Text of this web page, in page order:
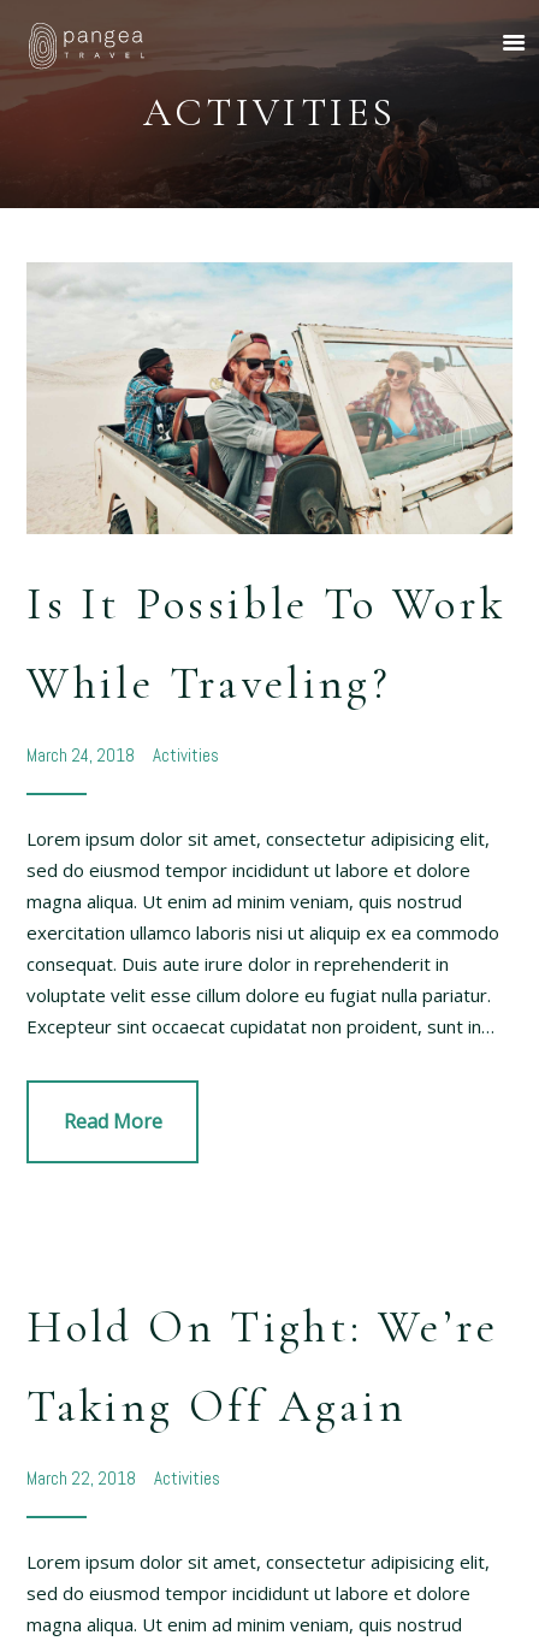
ACTIVITIES
Travel Ideas
Pangea Drive
Departures
Forums & Groups
Client Diaries
Contact Us
Is It Possible To Work
While Traveling?
March 24, 2018 Activities
Lorem ipsum dolor sit amet, consectetur adipisicing elit,
sed do eiusmod tempor incididunt ut labore et dolore
magna aliqua. Ut enim ad minim veniam, quis nostrud
exercitation ullamco laboris nisi ut aliquip ex ea commodo
consequat. Duis aute irure dolor in reprehenderit in
voluptate velit esse cillum dolore eu fugiat nulla pariatur.
Excepteur sint occaecat cupidatat non proident, sunt in…
Read More
Hold On Tight: We’re
Taking Off Again
March 22, 2018 Activities
Lorem ipsum dolor sit amet, consectetur adipisicing elit,
sed do eiusmod tempor incididunt ut labore et dolore
magna aliqua. Ut enim ad minim veniam, quis nostrud